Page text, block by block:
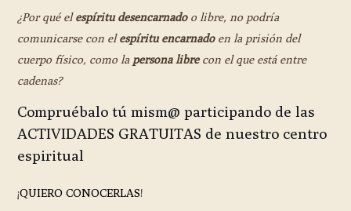
¿Por qué elespíritu desencarnado o libre, no podría
comunicarse con elespíritu encarnadoen la prisión del
cuerpo físico, como la persona librecon el que está entre
cadenas?
Compruébalo tú mism@ participando de las
ACTIVIDADES GRATUITAS de nuestro centro
espiritual
¡QUIERO CONOCERLAS!